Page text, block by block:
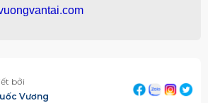
bởi
Vương